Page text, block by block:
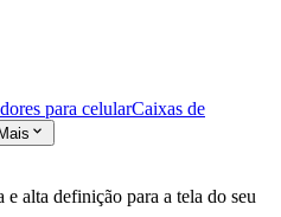
para celularCaixas de
alta definição para a tela do seu